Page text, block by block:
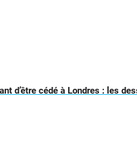
d’être cédé à Londres : les